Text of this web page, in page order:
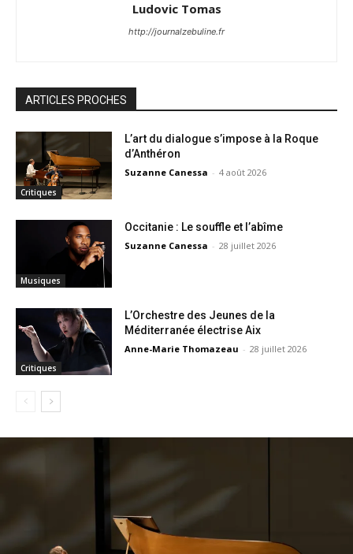
Ludovic Tomas
http://journalzebuline.fr
ARTICLES PROCHES
Critiques
L’art du dialogue s’impose à la Roque
d’Anthéron
Suzanne Canessa - 4 août 2026
Musiques
Occitanie : Le souffle et l’abîme
Suzanne Canessa - 28 juillet 2026
Critiques
L’Orchestre des Jeunes de la
Méditerranée électrise Aix
Anne-Marie Thomazeau - 28 juillet 2026